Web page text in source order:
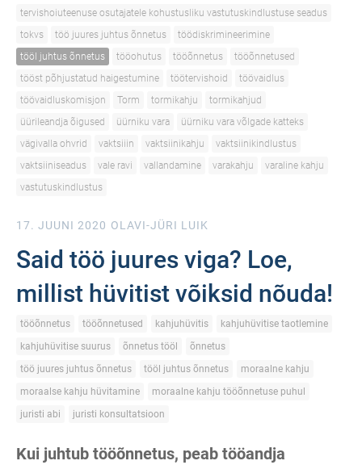
tervishoiuteenuse osutajatele kohustusliku vastutuskindlustuse seadus
tokvs
töö juures juhtus õnnetus
töödiskrimineerimine
tööl juhtus õnnetus
tööohutus tööõnnetus
tööõnnetused
tööst põhjustatud haigestumine
töötervishoid
töövaidlus
töövaidluskomisjon
Torm tormikahju
tormikahjud
üürileandja õigused
üürniku vara
üürniku vara võlgade katteks
vägivalla ohvrid
vaktsiiin vaktsiinikahju
vaktsiinikindlustus
vaktsiiniseadus
vale ravi vallandamine varakahju
varaline kahju
vastutuskindlustus
17. JUUNI 2020 OLAVI-JÜRI LUIK
Said töö juures viga? Loe,
millist hüvitist võiksid nõuda!
tööõnnetus tööõnnetused kahjuhüvitis
kahjuhüvitise taotlemine
kahjuhüvitise suurus
õnnetus tööl
õnnetus
töö juures juhtus õnnetus
tööl juhtus õnnetus
moraalne kahju
moraalse kahju hüvitamine
moraalne kahju tööõnnetuse puhul
juristi abi
juristi konsultatsioon
Kui juhtub tööõnnetus, peab tööandja